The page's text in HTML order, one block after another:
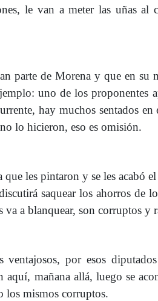
le van a meter las uñas
parte de Morena y que en su
uno de los proponentes
hay muchos sentados en
lo hicieron, eso es omisión.
les pintaron y se les acabó
saquear los ahorros de
a blanquear, son corruptos y
por esos
mañana allá, luego se
los mismos corruptos.